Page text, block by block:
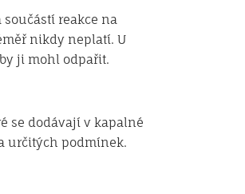
reakce na
nikdy neplatí. U
ji mohl odpařit.
se dodávají v kapalné
určitých podmínek.